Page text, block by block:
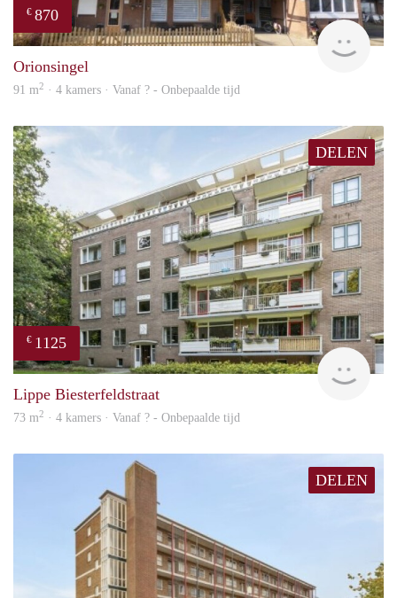
€ 870
rent
Orionsingel
91 m2 · 4 kamers · Vanaf ? - Onbepaalde tijd
DELEN
€ 1125
Lippe Biesterfeldstraat
73 m2 · 4 kamers · Vanaf ? - Onbepaalde tijd
DELEN